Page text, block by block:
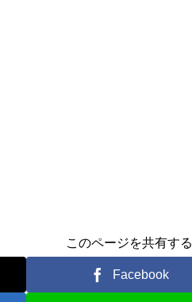
このページを共有する
Facebook